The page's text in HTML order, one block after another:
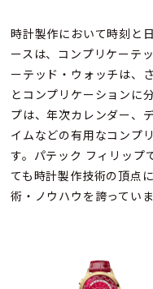
時計製作において時刻と
ースは、コンプリケーテ
ーテッド・ウォッチは、
とコンプリケーションに
プは、年次カレンダー、
イムなどの有用なコンプ
す。パテック フィリップ
ても時計製作技術の頂点
術・ノウハウを誇っていま